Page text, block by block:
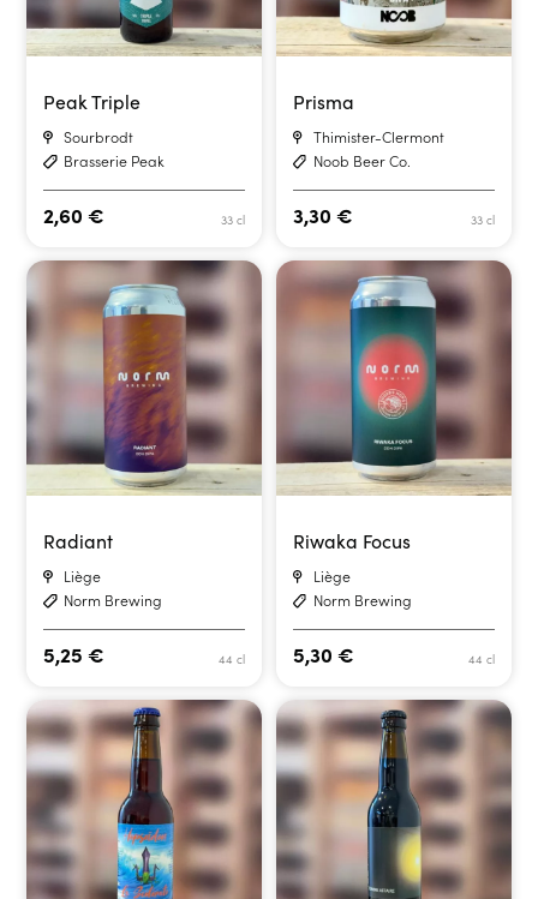
Peak Triple
Sourbrodt
Brasserie Peak
33 cl
2,60€
Prisma
Thimister-Clermont
Noob Beer Co.
33 cl
3,30 €
Radiant
Liège
Norm Brewing
44 cl
5,25€
Riwaka Focus
Liège
Norm Brewing
44 cl
5,30 €